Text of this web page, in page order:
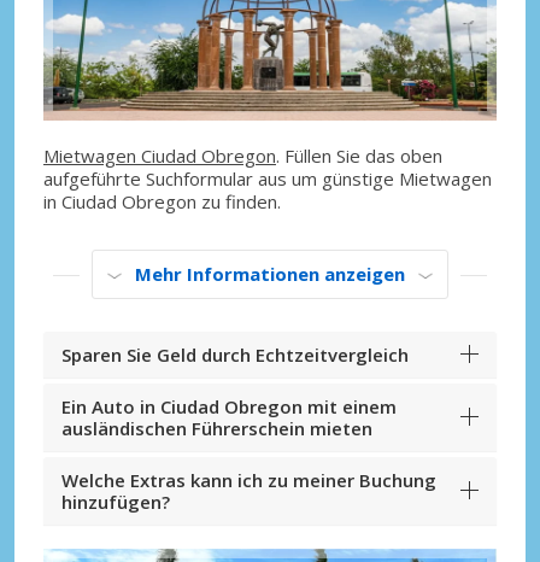
Mietwagen Ciudad Obregon. Füllen Sie das oben
aufgeführte Suchformular aus um günstige Mietwagen
in Ciudad Obregon zu finden.
Mehr Informationen anzeigen
Sparen Sie Geld durch Echtzeitvergleich
Ein Auto in Ciudad Obregon mit einem
ausländischen Führerschein mieten
Welche Extras kann ich zu meiner Buchung
hinzufügen?